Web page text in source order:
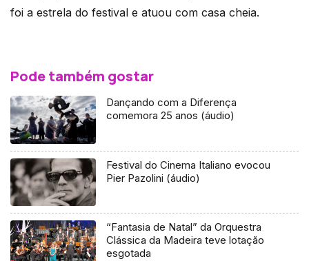
foi a estrela do festival e atuou com casa cheia.
Pode também gostar
Dançando com a Diferença
comemora 25 anos (áudio)
Festival do Cinema Italiano evocou
Pier Pazolini (áudio)
“Fantasia de Natal” da Orquestra
Clássica da Madeira teve lotação
esgotada